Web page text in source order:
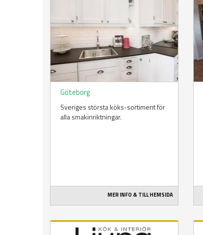
Göteborg
Sveriges största köks-sortiment för
alla smakinriktningar.
MER INFO & TILL HEMSIDA